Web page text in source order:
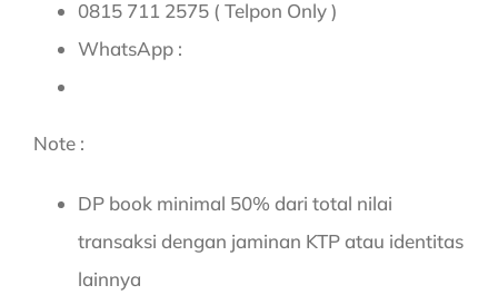
0815 711 2575 ( Telpon Only )
WhatsApp :
Note :
DP book minimal 50% dari total nilai
transaksi dengan jaminan KTP atau identitas
lainnya